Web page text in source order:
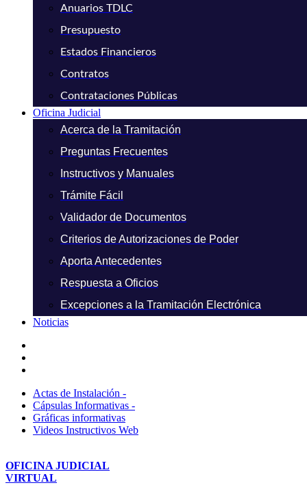
Anuarios TDLC
Presupuesto
Estados Financieros
Contratos
Contrataciones Públicas
Oficina Judicial
Acerca de la Tramitación
Preguntas Frecuentes
Instructivos y Manuales
Trámite Fácil
Validador de Documentos
Criterios de Autorizaciones de Poder
Aporta Antecedentes
Respuesta a Oficios
Excepciones a la Tramitación Electrónica
Noticias
Actas de Instalación -
Cápsulas Informativas -
Gráficas informativas
Videos Instructivos Web
OFICINA JUDICIAL
VIRTUAL